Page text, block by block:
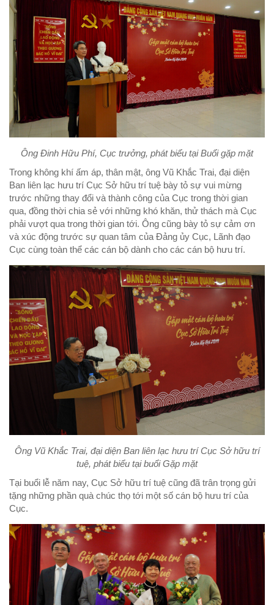
Ông Đinh Hữu Phí, Cục trưởng, phát biểu tại Buổi gặp mặt
Trong không khí ấm áp, thân mật, ông Vũ Khắc Trai, đại diện
Ban liên lạc hưu trí Cục Sở hữu trí tuệ bày tỏ sự vui mừng
trước những thay đổi và thành công của Cục trong thời gian
qua, đồng thời chia sẻ với những khó khăn, thử thách mà Cục
phải vượt qua trong thời gian tới. Ông cũng bày tỏ sự cảm ơn
và xúc động trước sự quan tâm của Đảng ủy Cục, Lãnh đạo
Cục cùng toàn thể các cán bộ dành cho các cán bộ hưu trí.
Ông Vũ Khắc Trai, đại diện Ban liên lạc hưu trí Cục Sở hữu trí
tuệ, phát biểu tại buổi Gặp mặt
Tại buổi lễ năm nay, Cục Sở hữu trí tuệ cũng đã trân trọng gửi
tặng những phần quà chúc thọ tới một số cán bộ hưu trí của
Cục.